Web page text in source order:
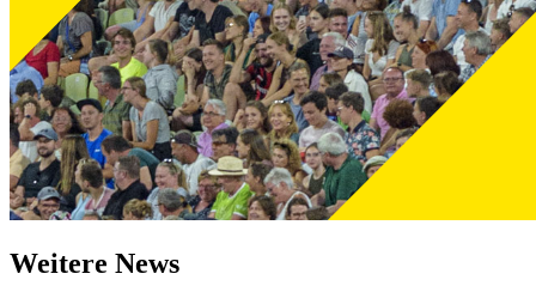
Weitere News